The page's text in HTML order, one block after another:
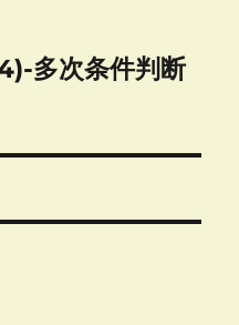
多次条件判断